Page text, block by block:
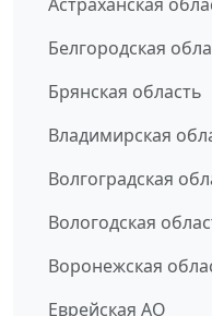
Белгородская
Брянская область
Владимирская
Волгоградская
Вологодская
Воронежская
Еврейская АО